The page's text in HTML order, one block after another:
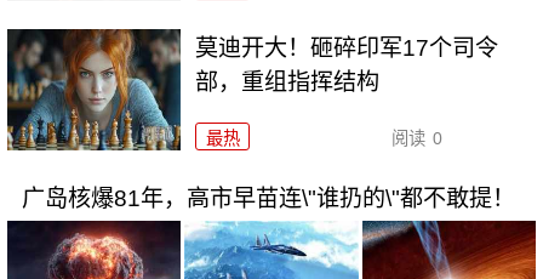
莫迪开大！砸碎印军17个司令
部，重组指挥结构
最热 阅读 0
广岛核爆81年，高市早苗连\"谁扔的\"都不敢提！